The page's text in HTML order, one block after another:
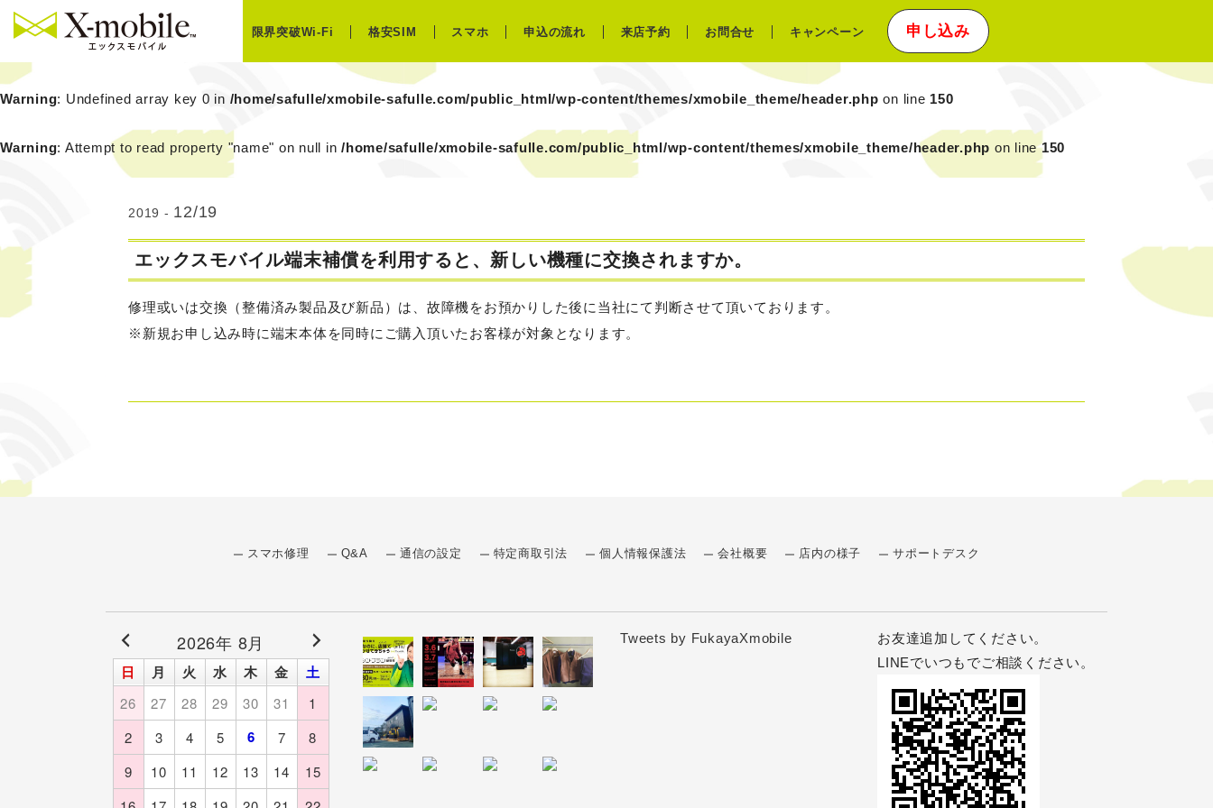
限界突破Wi-Fi 格安SIM スマホ 申込の流れ 来店予約 お問合せ キャンペーン 申し込み
Warning: Undefined array key 0 in /home/safulle/xmobile-safulle.com/public_html/wp-content/themes/xmobile_theme/header.php on line 150
Warning: Attempt to read property "name" on null in /home/safulle/xmobile-safulle.com/public_html/wp-content/themes/xmobile_theme/header.php on line150
2019 - 12/19
エックスモバイル端末補償を利用すると、新しい機種に交換されますか。
修理或いは交換（整備済み製品及び新品）は、故障機をお預かりした後に当社にて判断させて頂いております。
※新規お申し込み時に端末本体を同時にご購入頂いたお客様が対象となります。
スマホ修理 Q&A 通信の設定 特定商取引法 個人情報保護法 会社概要 店内の様子 サポートデスク
2026年 8月
日 月 火 水 木 金 土
26 27 28 29 30 31
1
2
3 4 5 6 7
8
9
10 11 12 13 14
15
Tweets by FukayaXmobile
お友達追加してください。
LINEでいつもでご相談ください。